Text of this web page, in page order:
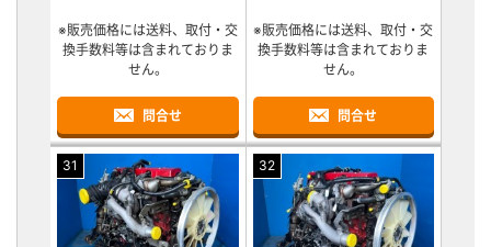
※販売価格には送料、取付・交
換手数料等は含まれておりま
せん。
問合せ
※販売価格には送料、取付・交
換手数料等は含まれておりま
せん。
問合せ
31 32